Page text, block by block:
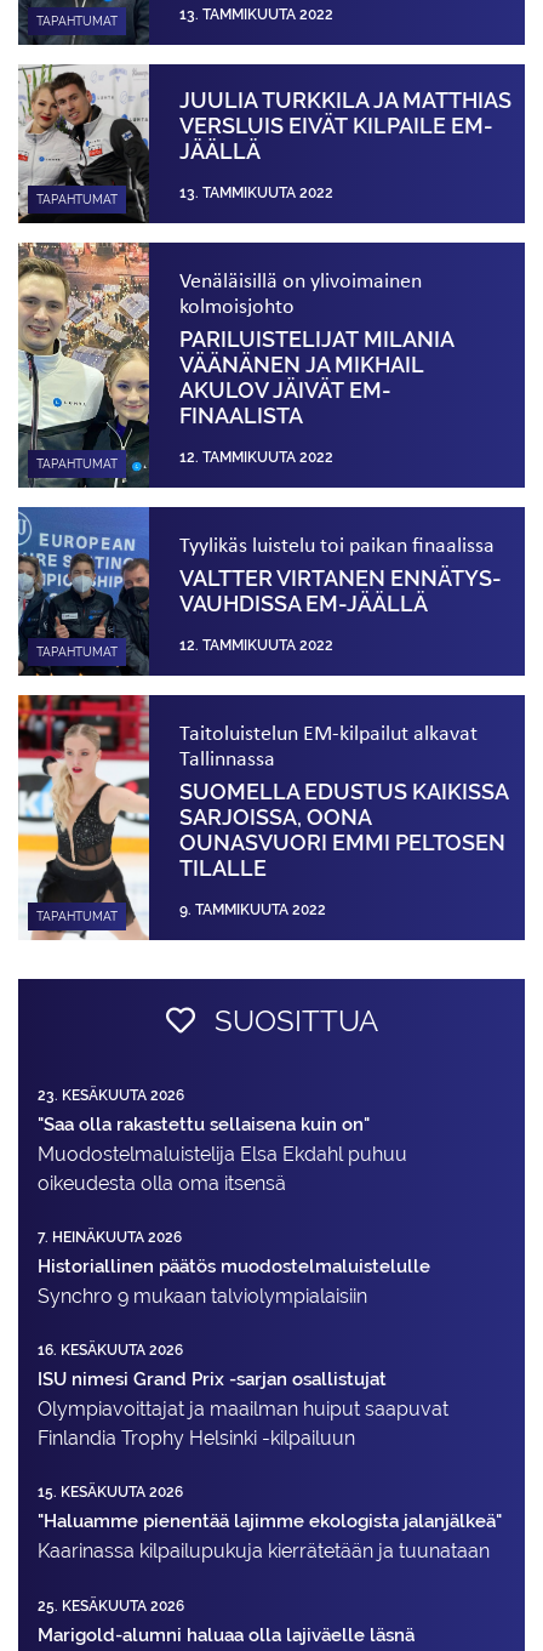
TAPAHTUMAT 13. TAMMIKUUTA 2022
TAPAHTUMAT
JUULIA TURKKILA JA MATTHIAS
VERSLUIS EIVÄT KILPAILE EM-
JÄÄLLÄ
13. TAMMIKUUTA 2022
TAPAHTUMAT
Venäläisillä on ylivoimainen
kolmoisjohto
PARILUISTELIJAT MILANIA
VÄÄNÄNEN JA MIKHAIL
AKULOV JÄIVÄT EM-
FINAALISTA
12. TAMMIKUUTA 2022
TAPAHTUMAT
Tyylikäs luistelu toi paikan finaalissa
VALTTER VIRTANEN ENNÄTYS­
VAUHDISSA EM-JÄÄLLÄ
12. TAMMIKUUTA 2022
TAPAHTUMAT
Taitoluistelun EM-kilpailut alkavat
Tallinnassa
SUOMELLA EDUSTUS KAIKISSA
SARJOISSA, OONA
OUNASVUORI EMMI PELTOSEN
TILALLE
9. TAMMIKUUTA 2022
SUOSITTUA
23. KESÄKUUTA 2026
"Saa olla rakastettu sellaisena kuin on"
Muodostelma­luistelija Elsa Ekdahl puhuu
oikeudesta olla oma itsensä
7. HEINÄKUUTA 2026
Historiallinen päätös muodostelmaluistelulle
Synchro 9 mukaan talviolympialaisiin
16. KESÄKUUTA 2026
ISU nimesi Grand Prix -sarjan osallistujat
Olympiavoittajat ja maailman huiput saapuvat
Finlandia Trophy Helsinki -kilpailuun
15. KESÄKUUTA 2026
"Haluamme pienentää lajimme ekologista jalanjälkeä"
Kaarinassa kilpailupukuja kierrätetään ja tuunataan
25. KESÄKUUTA 2026
Marigold-alumni haluaa olla lajiväelle läsnä